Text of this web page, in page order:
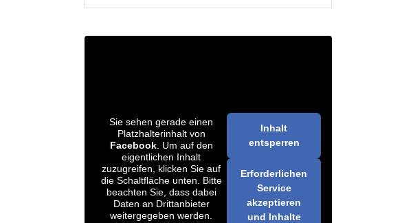
Sie sehen gerade einen
Platzhalterinhalt von
Facebook. Um auf den
eigentlichen Inhalt
zuzugreifen, klicken Sie auf
die Schaltfläche unten. Bitte
beachten Sie, dass dabei
Daten an Drittanbieter
weitergegeben werden.
Inhalt
entsperren
Erforderlichen
Service
akzeptieren
und Inhalte